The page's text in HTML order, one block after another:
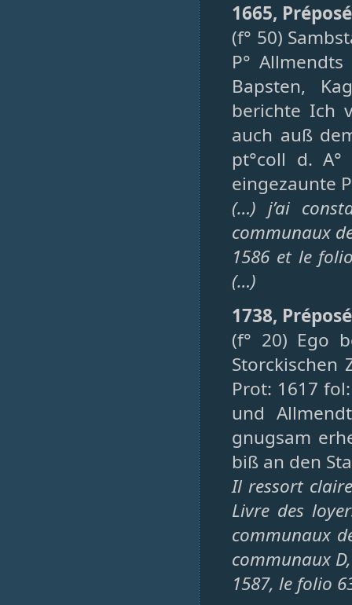
1665,
(f° 50)
P°
Bapsten,
berichte Ich
auch auß
pt°coll d.
eingezaunte
(…) j’ai
communaux
1586 et le
(…)
1738,
(f° 20) Ego
Storckischen
Prot: 1617
und
gnugsam
biß an den
Il ressort
Livre des
communaux
communaux
1587, le folio